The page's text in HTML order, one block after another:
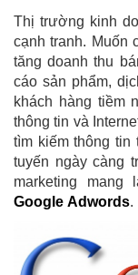
Thị trường kinh
cạnh tranh. Muốn
tăng doanh thu
cáo sản phẩm,
khách hàng tiềm
thông tin và
tìm kiếm thông tin
tuyến ngày càng
marketing
Google Adwords.